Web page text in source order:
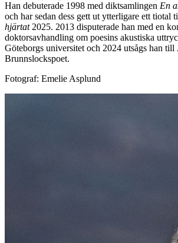
Han debuterade 1998 med diktsamlingen En
och har sedan dess gett ut ytterligare ett tiotal
hjärtat2025. 2013 disputerade han med en
doktorsavhandling om poesins akustiska
Göteborgs universitet och 2024 utsågs han till
Brunnslockspoet.
Fotograf: Emelie Asplund